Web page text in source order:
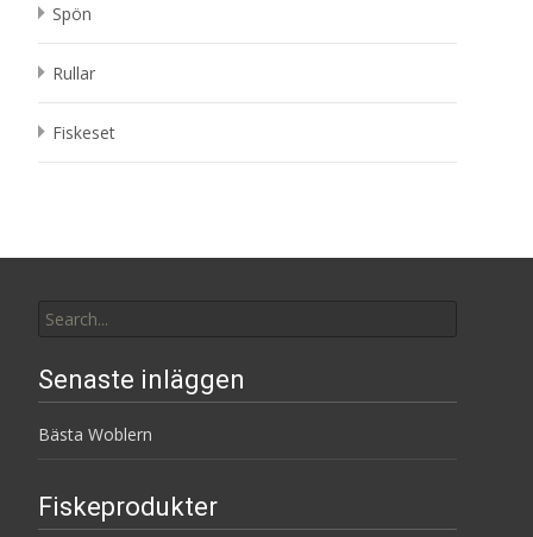
Spön
Rullar
Fiskeset
for:
Senaste inläggen
Bästa Woblern
Fiskeprodukter